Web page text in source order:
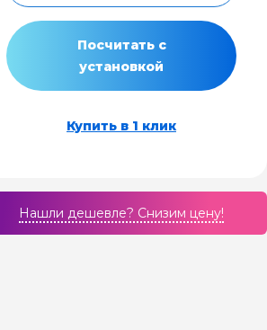
Посчитать с
установкой
Купить в 1 клик
Нашли дешевле? Cнизим цену!